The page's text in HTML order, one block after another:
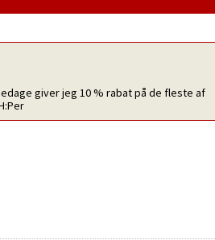
giver jeg 10 % rabat på de fleste af